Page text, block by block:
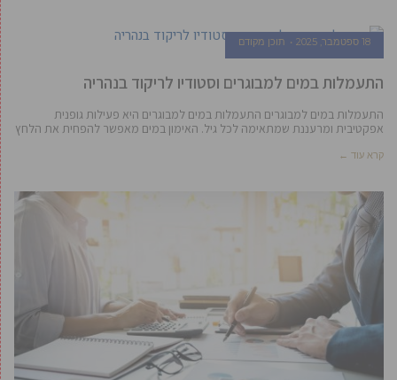
18 ספטמבר, 2025 תוכן מקודם
התעמלות במים למבוגרים וסטודיו לריקוד בנהריה
התעמלות במים למבוגרים התעמלות במים למבוגרים היא פעילות גופנית
אפקטיבית ומרעננת שמתאימה לכל גיל. האימון במים מאפשר להפחית את הלחץ
קרא עוד ←